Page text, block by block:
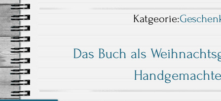
Katgeorie:
Das Buch als